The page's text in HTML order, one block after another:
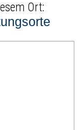
Ort: